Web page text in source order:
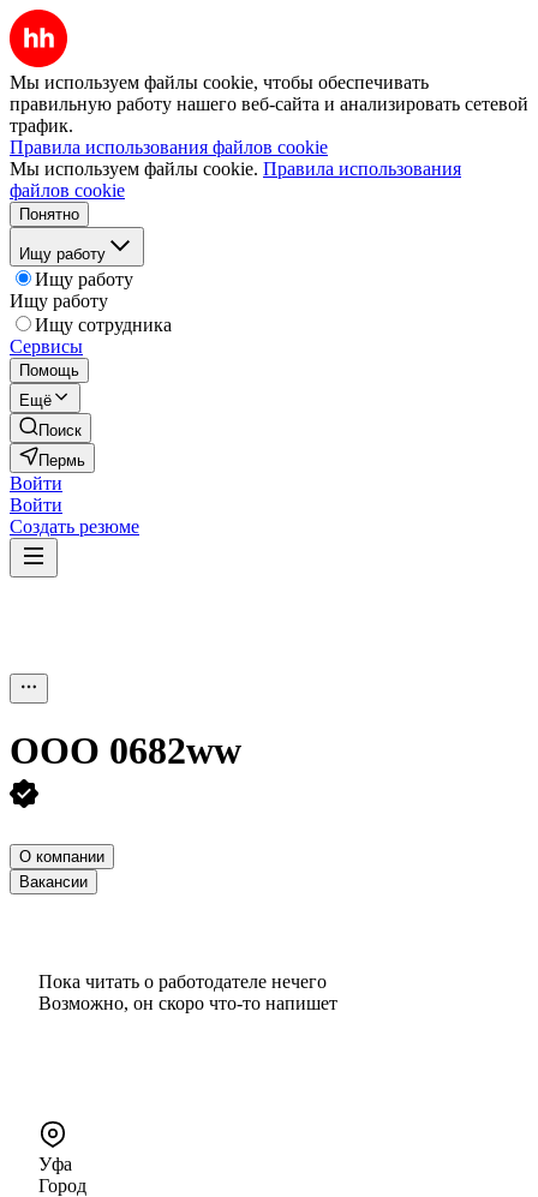
Мы используем файлы cookie, чтобы обеспечивать
правильную работу нашего веб-сайта и анализировать сетевой
трафик.
Правила использования файлов cookie
Мы используем файлы cookie. Правила использования
файлов cookie
Понятно
Ищу работу
Ищу работу
Ищу работу
Ищу сотрудника
Сервисы
Помощь
Ещё
Поиск
Пермь
Войти
Войти
Создать резюме
ООО 0682ww
О компании
Вакансии
Пока читать о работодателе нечего
Возможно, он скоро что‑то напишет
Уфа
Город